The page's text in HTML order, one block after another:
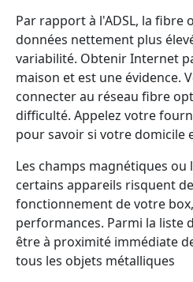
Par rapport à l'ADSL, la fibre
données nettement plus
variabilité. Obtenir Internet
maison et est une évidence.
connecter au réseau fibre
difficulté. Appelez votre
pour savoir si votre domicile
Les champs magnétiques ou
certains appareils risquent
fonctionnement de votre
performances. Parmi la liste
être à proximité immédiate
tous les objets métalliques